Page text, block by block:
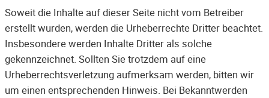
Soweit die Inhalte auf dieser Seite nicht vom Betreiber
erstellt wurden, werden die Urheberrechte Dritter beachtet.
Insbesondere werden Inhalte Dritter als solche
gekennzeichnet. Sollten Sie trotzdem auf eine
Urheberrechtsverletzung aufmerksam werden, bitten wir
um einen entsprechenden Hinweis. Bei Bekanntwerden